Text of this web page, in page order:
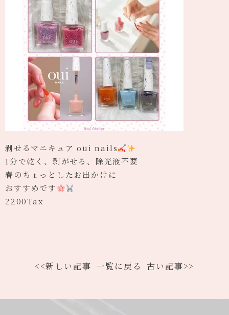
剥せるマニキュア oui nails
1分で乾く、剥がせる、除光液不要
春のちょっとしたお出かけに
おすすめです
2200Tax
<<新しい記事 一覧に戻る 古い記事>>